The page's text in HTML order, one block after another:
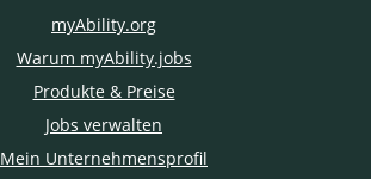
myAbility.org
Warum myAbility.jobs
Produkte & Preise
Jobs verwalten
Mein Unternehmensprofil